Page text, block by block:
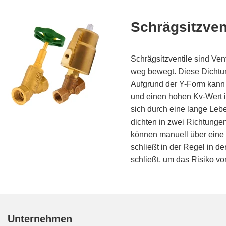
Schrägsitzventile sind
weg bewegt. Diese
Aufgrund der Y-Form
und einen hohen Kv-Wert
sich durch eine lange
dichten in zwei
können manuell über
schließt in der Regel in
schließt, um das Risiko
Unternehmen